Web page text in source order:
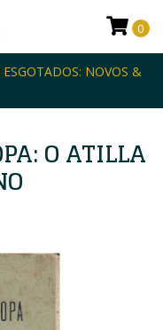
NOVOS &
0
O ATILLA